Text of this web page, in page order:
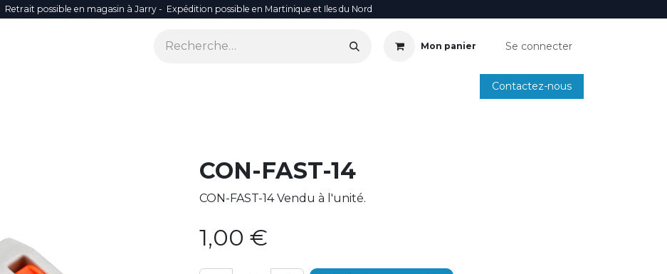
Retrait possible en magasin à Jarry - Expédition possible en Martinique et Iles du Nord
Mon panier Se connecter
ANNUAIRE INSTALLATEURS SMARTPHONE
Contactez-nous
CON-FAST-14
CON-FAST-14 Vendu à l'unité.
1,00 €